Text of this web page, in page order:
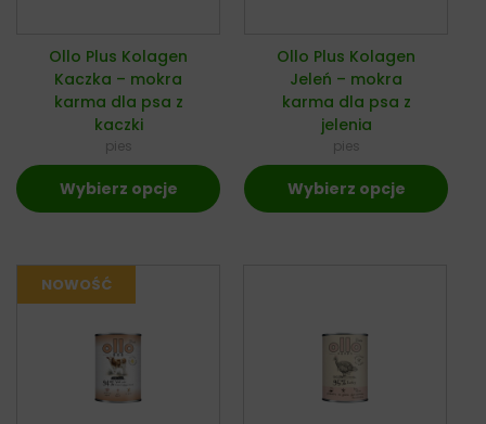
Ollo Plus Kolagen
Kaczka – mokra
karma dla psa z
kaczki
pies
Wybierz opcje
Ollo Plus Kolagen
Jeleń – mokra
karma dla psa z
jelenia
pies
Wybierz opcje